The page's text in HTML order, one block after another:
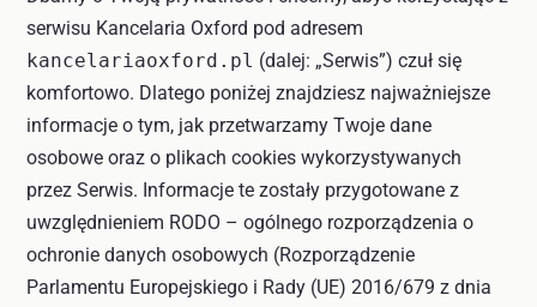
serwisu Kancelaria Oxford pod adresem
kancelariaoxford.pl (dalej: „Serwis”) czuł się
komfortowo. Dlatego poniżej znajdziesz najważniejsze
informacje o tym, jak przetwarzamy Twoje dane
osobowe oraz o plikach cookies wykorzystywanych
przez Serwis. Informacje te zostały przygotowane z
uwzględnieniem RODO – ogólnego rozporządzenia o
ochronie danych osobowych (Rozporządzenie
Parlamentu Europejskiego i Rady (UE) 2016/679 z dnia